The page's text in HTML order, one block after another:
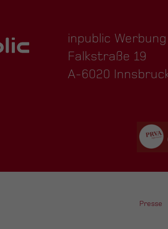
inpublic
Falkstraße 19
A-6020
Presse